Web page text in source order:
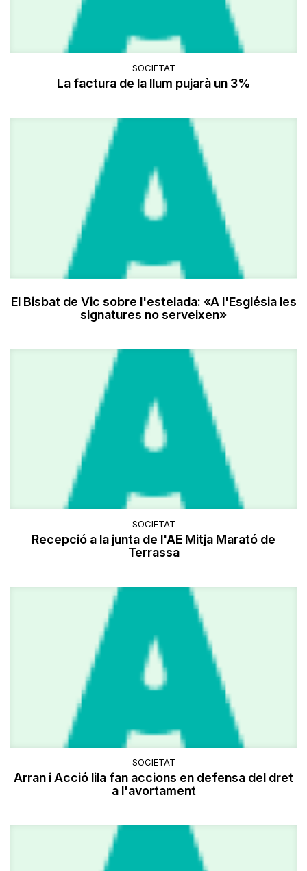
SOCIETAT
La factura de la llum pujarà un 3%
El Bisbat de Vic sobre l'estelada: «A l'Església les
signatures no serveixen»
SOCIETAT
Recepció a la junta de l'AE Mitja Marató de
Terrassa
SOCIETAT
Arran i Acció lila fan accions en defensa del dret
a l'avortament